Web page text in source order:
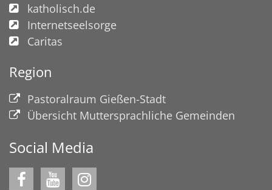
katholisch.de
Internetseelsorge
Caritas
Region
Pastoralraum Gießen-Stadt
Übersicht Muttersprachliche Gemeinden
Social Media